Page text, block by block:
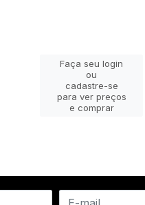
Faça seu login
ou
cadastre-se
para ver preços
e comprar